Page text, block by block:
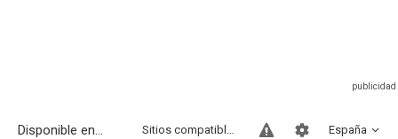
Disponible en... España
Sitios compatibles